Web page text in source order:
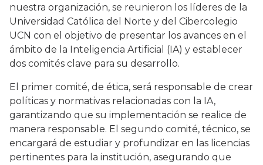
nuestra organización, se reunieron los líderes de la
Universidad Católica del Norte y del Cibercolegio
UCN con el objetivo de presentar los avances en el
ámbito de la Inteligencia Artificial (IA) y establecer
dos comités clave para su desarrollo.
El primer comité, de ética, será responsable de crear
políticas y normativas relacionadas con la IA,
garantizando que su implementación se realice de
manera responsable. El segundo comité, técnico, se
encargará de estudiar y profundizar en las licencias
pertinentes para la institución, asegurando que